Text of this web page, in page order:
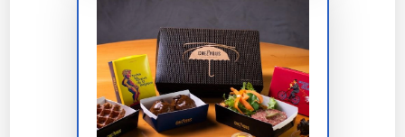
e RoHS 3. O ROI 18% considera 38% premium
pricing combo, 32% fidelização marmita fit e 26%
diferenciação apresentação.
PARÂMETRO ESPECIFICAÇÃO